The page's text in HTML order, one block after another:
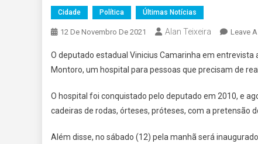
Cidade Política Últimas Notícias
12 De Novembro De 2021 Alan Teixeira Leave
O deputado estadual Vinicius Camarinha em
Montoro, um hospital para pessoas que precisam de
O hospital foi conquistado pelo deputado em 2010, e
cadeiras de rodas, órteses, próteses, com a pretensão
Além disse, no sábado (12) pela manhã será